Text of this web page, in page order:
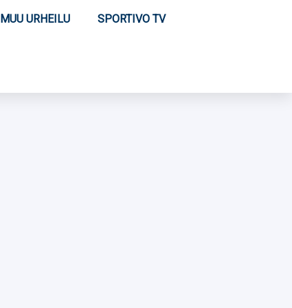
MUU URHEILU SPORTIVO TV